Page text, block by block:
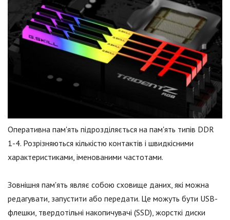
Оперативна пам'ять підрозділяється на пам'ять типів DDR
1-4. Розрізняються кількістю контактів і швидкісними
характеристиками, іменованими частотами.
Зовнішня пам'ять являє собою сховище даних, які можна
редагувати, запустити або передати. Це можуть бути USB-
флешки, твердотільні накопичувачі (SSD), жорсткі диски